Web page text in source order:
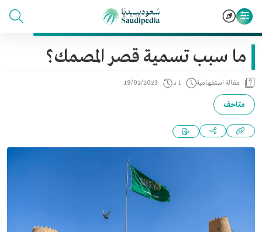
ما سبب تسمية قصر المصمك؟
مقالة استفهامية 1 د 19/02/2023
متاحف